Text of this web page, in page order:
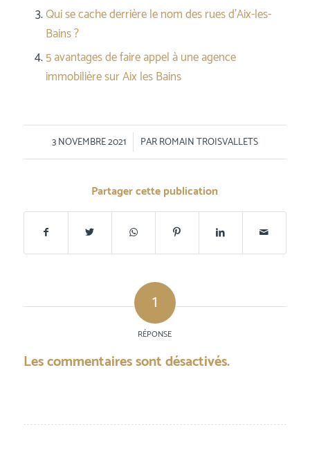
Qui se cache derrière le nom des rues d’Aix-les-
Bains ?
5 avantages de faire appel à une agence
immobilière sur Aix les Bains
3 NOVEMBRE 2021
/ PARROMAIN TROISVALLETS
Partager cette publication
1
RÉPONSE
Les commentaires sont désactivés.